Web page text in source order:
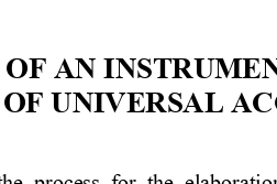
OF AN
OF UNIVERSAL